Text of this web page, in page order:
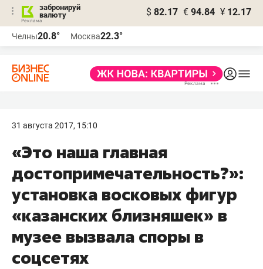
забронируй
валюту
$ 82.17 € 94.84 ¥ 12.17
Челны20.8° Москва22.3°
31 августа 2017, 15:10
«Это наша главная
достопримечательность?»:
установка восковых фигур
«казанских близняшек» в
музее вызвала споры в
соцсетях